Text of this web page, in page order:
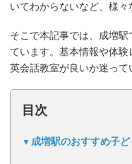
いてわからないなど、様々
そこで本記事では、成増
ています。基本情報や体
英会話教室が良いか迷って
目次
成増駅のおすすめ子